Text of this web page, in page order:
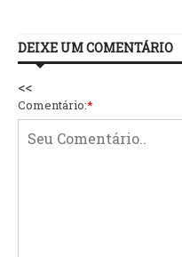
DEIXE UM COMENTÁRIO
<<
Comentário:*